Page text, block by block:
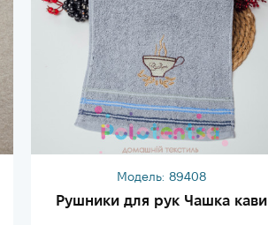
Модель: 89408
Рушники для рук Чашка кави